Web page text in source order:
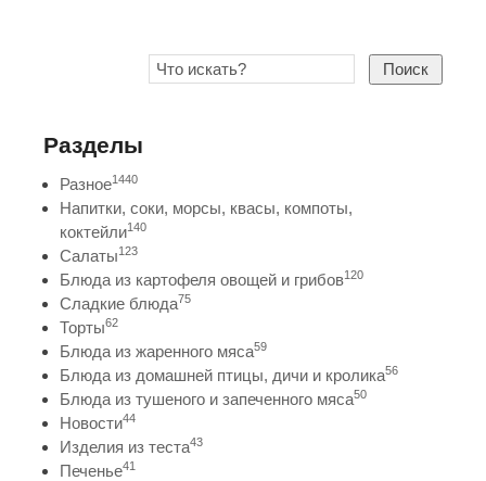
Поиск
Разделы
Разное1440
Напитки, соки, морсы, квасы, компоты,
коктейли140
Салаты123
Блюда из картофеля овощей и грибов120
Сладкие блюда75
Торты62
Блюда из жаренного мяса59
Блюда из домашней птицы, дичи и кролика56
Блюда из тушеного и запеченного мяса50
Новости44
Изделия из теста43
Печенье41